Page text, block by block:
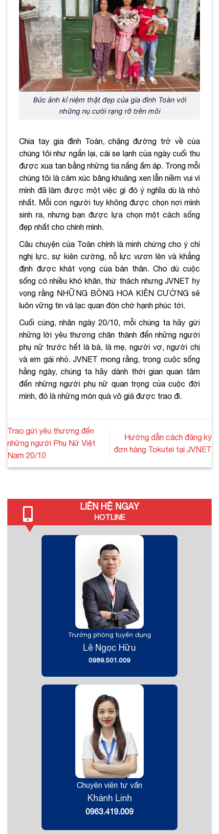
Bức ảnh kỉ niệm thật đẹp của gia đình Toàn với
những nụ cười rạng rỡ trên môi
Chia tay gia đình Toàn, chặng đường trở về của
chúng tôi như ngắn lại, cái se lạnh của ngày cuối thu
được xua tan bằng những tia nắng ấm áp. Trong mỗi
chúng tôi là cảm xúc bâng khuâng xen lẫn niềm vui vì
mình đã làm được một việc gì đó ý nghĩa dù là nhỏ
nhất. Mỗi con người tuy không được chọn nơi mình
sinh ra, nhưng bạn được lựa chọn một cách sống
đẹp nhất cho chính mình.
Câu chuyện của Toàn chính là minh chứng cho ý chí
nghị lực, sự kiên cường, nỗ lực vươn lên và khẳng
định được khát vọng của bản thân. Cho dù cuộc
sống có nhiều khó khăn, thử thách nhưng JVNET hy
vọng rằng NHỮNG BÔNG HOA KIÊN CƯỜNG sẽ
luôn vững tin và lạc quan đón chờ hạnh phúc tới.
Cuối cùng, nhân ngày 20/10, mỗi chúng ta hãy gửi
những lời yêu thương chân thành đến những người
phụ nữ trước hết là bà, là mẹ, người vợ, người chị
và em gái nhỏ. JVNET mong rằng, trong cuộc sống
hằng ngày, chúng ta hãy dành thời gian quan tâm
đến những người phụ nữ quan trọng của cuộc đời
mình, đó là những món quà vô giá được trao đi.
Trao gửi yêu thương đến
những người Phụ Nữ Việt
Nam 20/10
Hướng dẫn cách đăng ký
đơn hàng Tokutei tại JVNET
LIÊN HỆ NGAY
HOTLINE
Trưởng phòng tuyển dụng
Lê Ngọc Hữu
0989.501.009
Chuyên viên tư vấn
Khánh Linh
0963.419.009